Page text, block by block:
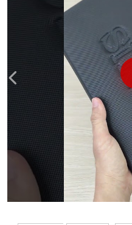
Giá trên 1SP